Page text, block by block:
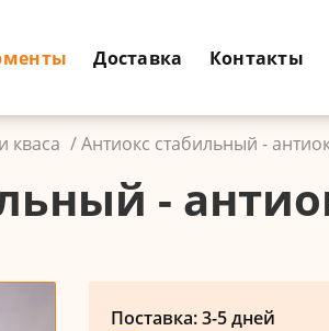
Доставка Контакты
кваса Антиокс стабильный -
-
Поставка: 3-5 дней